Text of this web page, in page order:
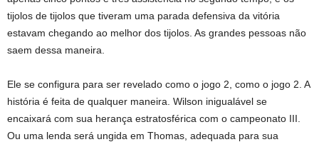
tijolos de tijolos que tiveram uma parada defensiva da vitória
estavam chegando ao melhor dos tijolos. As grandes pessoas não
saem dessa maneira.
Ele se configura para ser revelado como o jogo 2, como o jogo 2. A
história é feita de qualquer maneira. Wilson inigualável se
encaixará com sua herança estratosférica com o campeonato III.
Ou uma lenda será ungida em Thomas, adequada para sua